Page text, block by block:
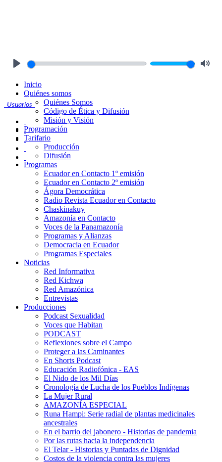
Usuarios
Inicio
Quiénes somos
Quiénes Somos
Código de Ética y Difusión
Misión y Visión
Programación
Tarifario
Producción
Difusión
Programas
Ecuador en Contacto 1º emisión
Ecuador en Contacto 2º emisión
Ágora Democrática
Radio Revista Ecuador en Contacto
Chaskinakuy
Amazonía en Contacto
Voces de la Panamazonía
Programas y Alianzas
Democracia en Ecuador
Programas Especiales
Noticias
Red Informativa
Red Kichwa
Red Amazónica
Entrevistas
Producciones
Podcast Sexualidad
Voces que Habitan
PODCAST
Reflexiones sobre el Campo
Proteger a las Caminantes
En Shorts Podcast
Educación Radiofónica - EAS
El Nido de los Mil Días
Cronología de Lucha de los Pueblos Indígenas
La Mujer Rural
AMAZONÍA ESPECIAL
Runa Hampi: Serie radial de plantas medicinales
ancestrales
En el barrio del jabonero - Historias de pandemia
Por las rutas hacia la independencia
El Telar - Historias y Puntadas de Dignidad
Costos de la violencia contra las mujeres